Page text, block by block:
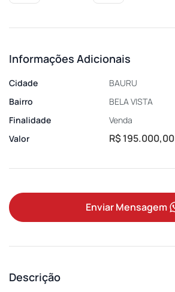
Informações Adicionais
Cidade
BAURU
Bairro
BELA VISTA
Finalidade
Venda
Valor
R$ 195.000,00
Enviar Mensagem
Descrição